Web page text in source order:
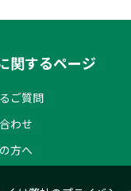
関するページ
ご質問
わせ
方へ